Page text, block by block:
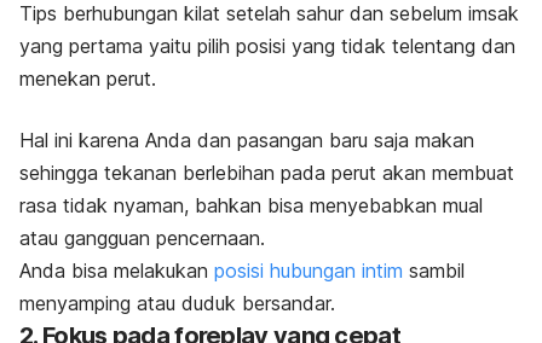
Tips berhubungan kilat setelah sahur dan sebelum imsak
yang pertama yaitu pilih posisi yang tidak telentang dan
menekan perut.
Hal ini karena Anda dan pasangan baru saja makan
sehingga tekanan berlebihan pada perut akan membuat
rasa tidak nyaman, bahkan bisa menyebabkan mual
atau gangguan pencernaan.
Anda bisa melakukan posisi hubungan intim sambil
menyamping atau duduk bersandar.
2. Fokus padaforeplayyang cepat